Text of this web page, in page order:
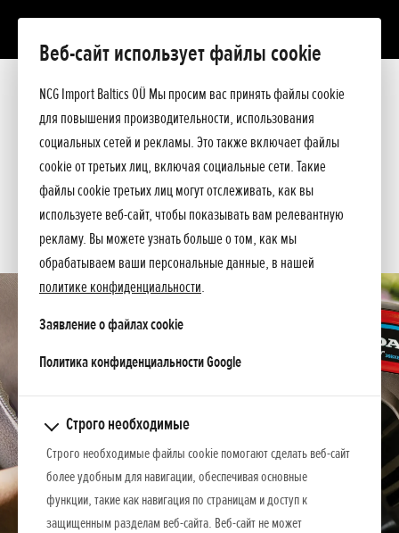
Веб-сайт использует файлы cookie
NCG Import Baltics OÜ Мы просим вас принять файлы cookie
для повышения производительности, использования
социальных сетей и рекламы. Это также включает файлы
cookie от третьих лиц, включая социальные сети. Такие
файлы cookie третьих лиц могут отслеживать, как вы
используете веб-сайт, чтобы показывать вам релевантную
рекламу. Вы можете узнать больше о том, как мы
обрабатываем ваши персональные данные, в нашей
политике конфиденциальности.
Заявление о файлах cookie
Политика конфиденциальности Googleopens in a new tab
Строго необходимые
Строго необходимые файлы cookie помогают сделать веб-сайт
более удобным для навигации, обеспечивая основные
функции, такие как навигация по страницам и доступ к
защищенным разделам веб-сайта. Веб-сайт не может
Презентация
Прейскурант
Спросите подробнееПРЕДЛОЖЕНИЕ
СЕРВИС
КОНТАКТЫ